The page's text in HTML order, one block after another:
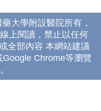
大學附設醫院所有，
上閱讀，禁止以任何
全部內容 本網站建議
Chrome等瀏覽